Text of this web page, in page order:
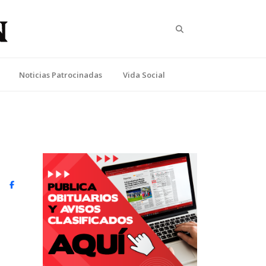
Noticias Patrocinadas Vida Social
Facebook